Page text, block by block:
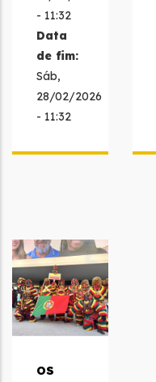
- 11:32
Data
de fim:
Sáb,
28/02/2026
- 11:32
OS